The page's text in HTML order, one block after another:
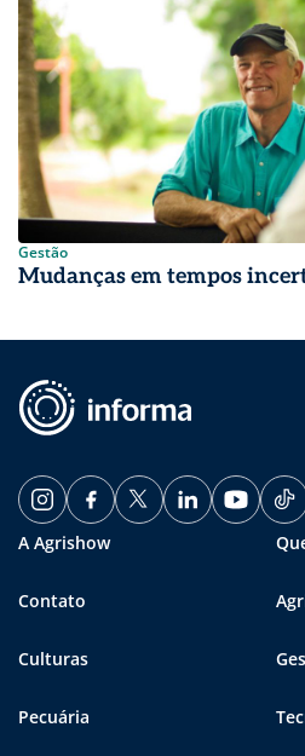
Gestão
Mudanças em tempos
A Agrishow
Contato
Culturas
Pecuária